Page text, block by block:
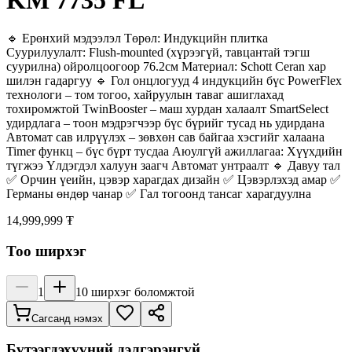
🔹 Ерөнхий мэдээлэл Төрөл: Индукцийн плитка
Суурилуулалт: Flush-mounted (хүрээгүй, тавцантай тэгш
суурилна) ойролцоогоор 76.2см Материал: Schott Ceran хар
шилэн гадаргуу 🔹 Гол онцлогууд 4 индукцийн бүс PowerFlex
технологи – том тогоо, хайруулын таваг ашиглахад
тохиромжтой TwinBooster – маш хурдан халаалт SmartSelect
удирдлага – тоон мэдрэгчээр бүс бүрийг тусад нь удирдана
Автомат сав илрүүлэх – зөвхөн сав байгаа хэсгийг халаана
Timer функц – бүс бүрт тусдаа Аюулгүй ажиллагаа: Хүүхдийн
түгжээ Үлдэгдэл халуун заагч Автомат унтраалт 🔹 Давуу тал
✅ Орчин үеийн, цэвэр харагдах дизайн ✅ Цэвэрлэхэд амар ✅
Германы өндөр чанар ✅ Гал тогоонд тансаг харагдуулна
14,999,999 ₮
Тоо ширхэг
1 10 ширхэг боломжтой
Сагсанд нэмэх